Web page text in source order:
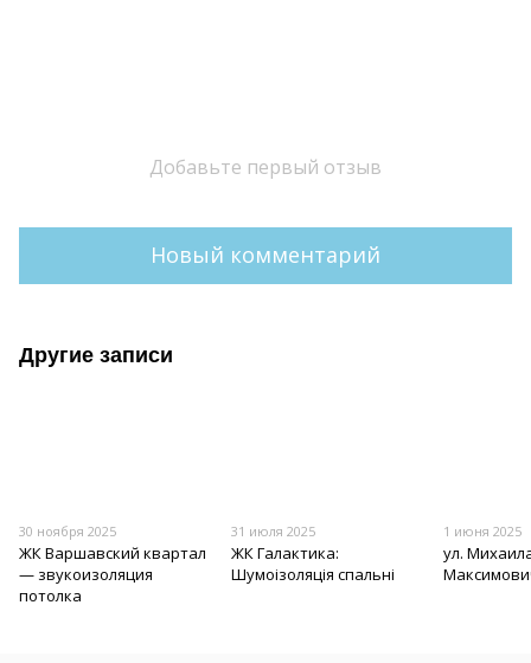
Добавьте первый отзыв
Новый комментарий
Другие записи
30 ноября 2025
ЖК Варшавский квартал
— звукоизоляция
потолка
31 июля 2025
ЖК Галактика:
Шумоізоляція спальні
1 июня 2025
ул.